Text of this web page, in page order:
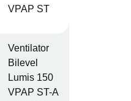
VPAP ST
Ventilator
Bilevel
Lumis 150
VPAP ST-A